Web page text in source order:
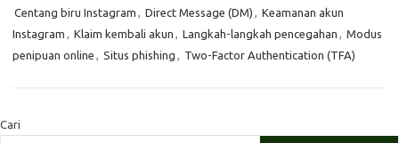
Centang biru Instagram , Direct Message (DM) , Keamanan akun
Instagram , Klaim kembali akun , Langkah-langkah pencegahan , Modus
penipuan online , Situs phishing , Two-Factor Authentication (TFA)
Cari